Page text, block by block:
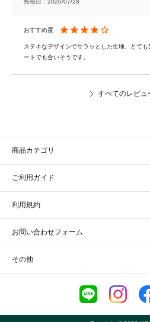
投稿日 2026/07/28
ステキなデザインでサラッとした生地、とて
ートでも合いそうです。
すべてのレビュ
商品カテゴリ
ご利用ガイド
利用規約
お問い合わせフォーム
その他